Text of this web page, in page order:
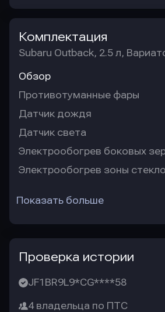
Комплектация
Subaru Outback, 2.5 л,
Обзор
Противотуманные фары
Датчик дождя
Датчик света
Электрообогрев боковых
Электрообогрев зоны
Показать больше
Проверка истории
JF1BR9L9*CG****58
4 владельца по ПТС